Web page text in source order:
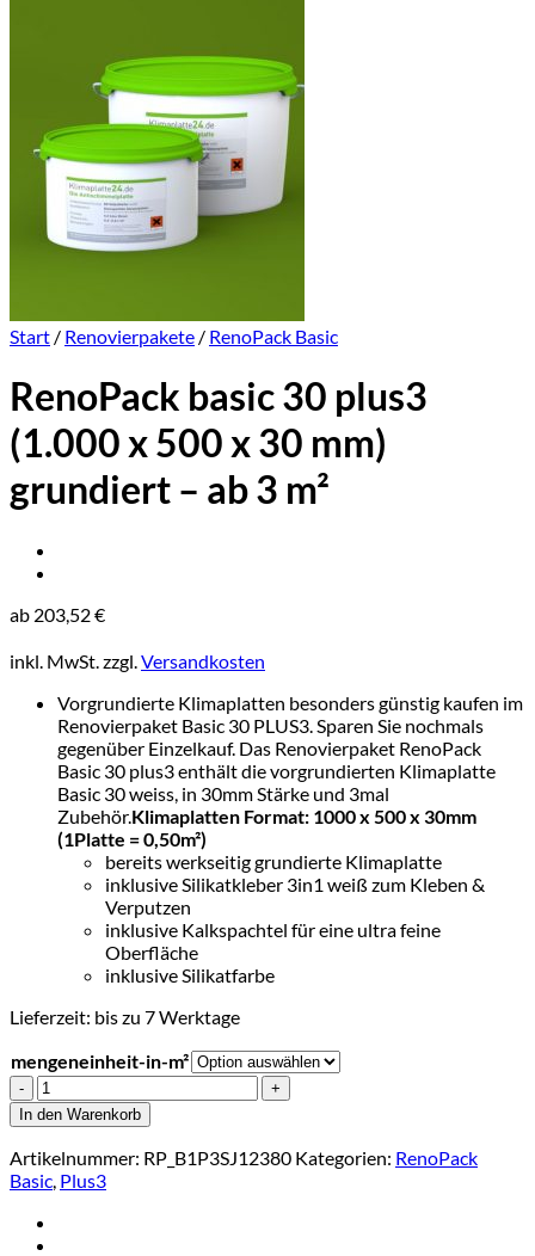
Start / Renovierpakete / RenoPack Basic
RenoPack basic 30 plus3
(1.000 x 500 x 30 mm)
grundiert – ab 3 m²
ab 203,52€
inkl. MwSt.zzgl.Versandkosten
Vorgrundierte Klimaplatten besonders günstig kaufen im
Renovierpaket Basic 30 PLUS3. Sparen Sie nochmals
gegenüber Einzelkauf. Das Renovierpaket RenoPack
Basic 30 plus3 enthält die vorgrundierten Klimaplatte
Basic 30 weiss, in 30mm Stärke und 3mal
Zubehör.Klimaplatten Format: 1000 x 500 x 30mm
(1Platte = 0,50m²)
bereits werkseitig grundierte Klimaplatte
inklusive Silikatkleber 3in1 weiß zum Kleben &
Verputzen
inklusive Kalkspachtel für eine ultra feine
Oberfläche
inklusive Silikatfarbe
Lieferzeit: bis zu 7 Werktage
mengeneinheit-in-m²
RenoPack
basic
30
plus3
(1.000
x
500
x
In den Warenkorb
Artikelnummer: RP_B1P3SJ12380 Kategorien: RenoPack
Basic, Plus3